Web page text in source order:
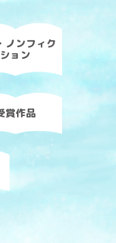
ノンフィク
ション
賞作品